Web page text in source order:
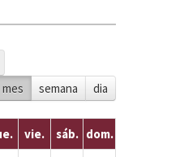
mes
semana dia
vie. sáb. dom.